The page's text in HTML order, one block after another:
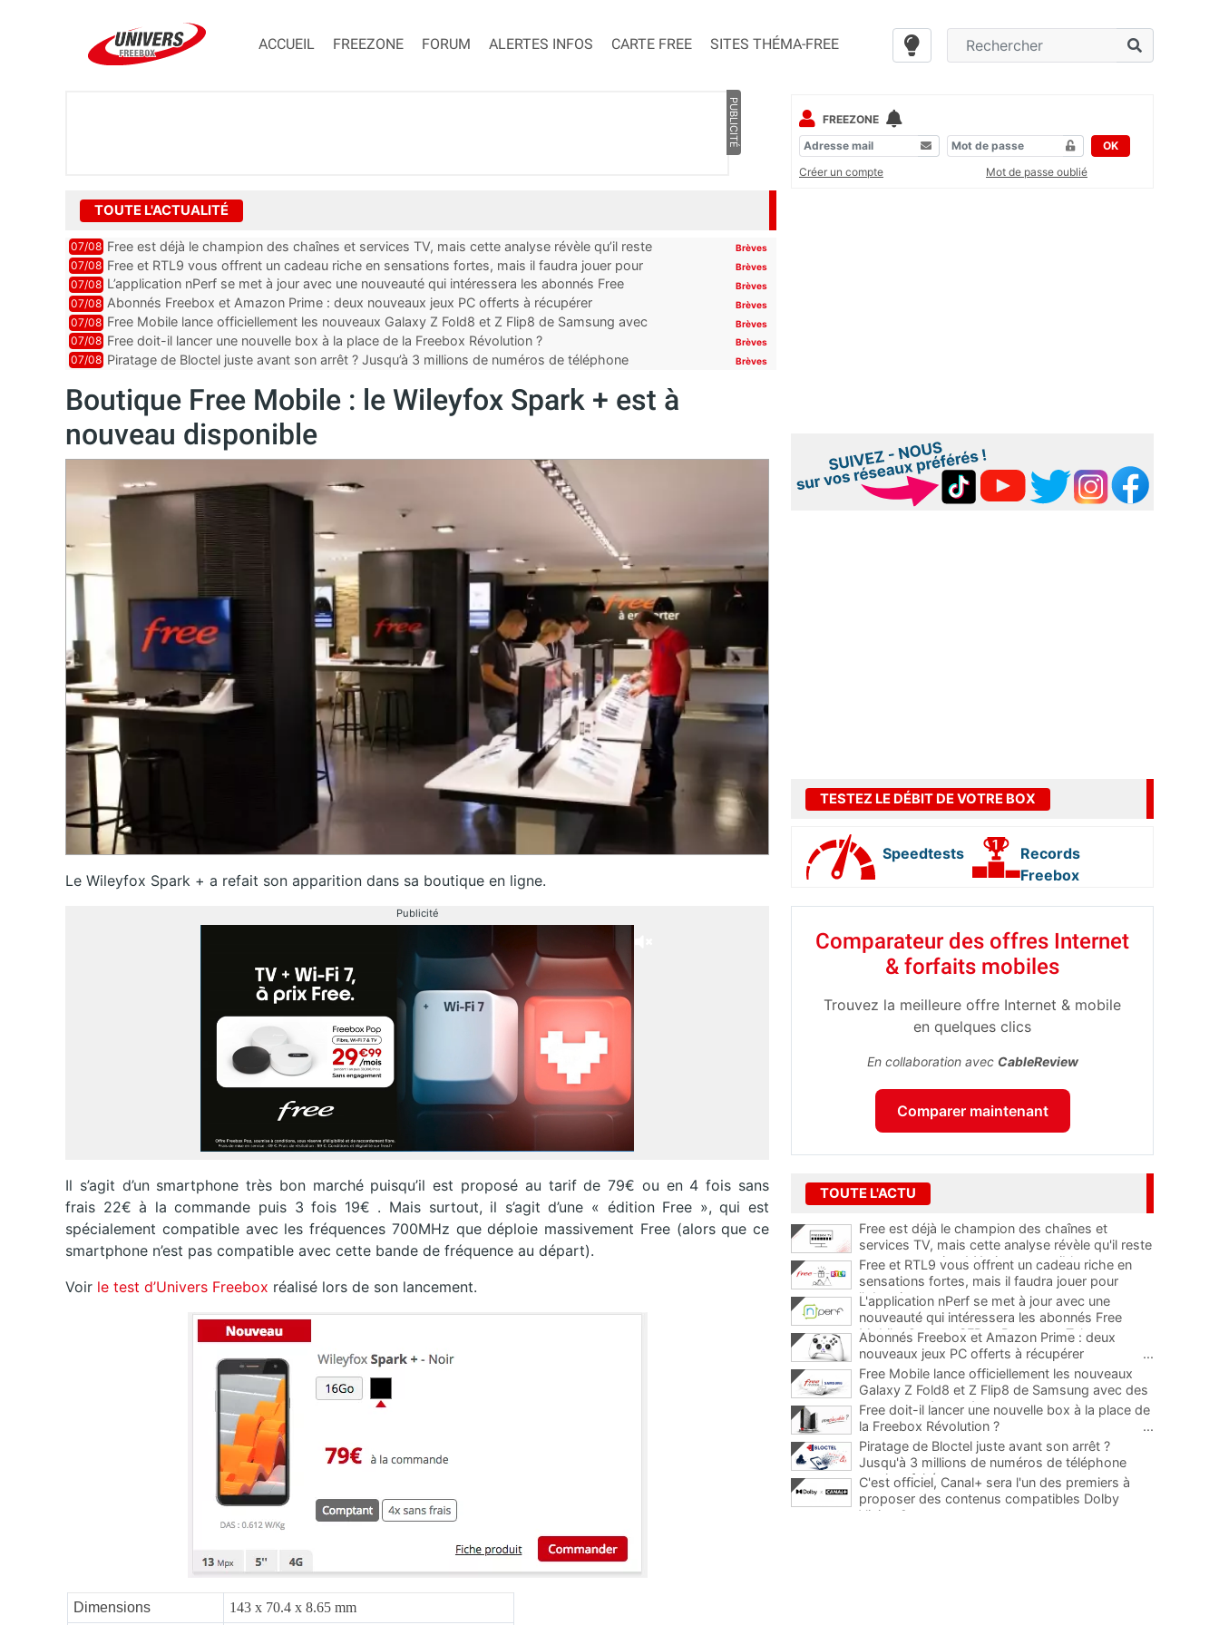
ACCUEIL FREEZONE FORUM ALERTES INFOS CARTE FREE SITES THÉMA-FREE
PUBLICITÉ
TOUTE L'ACTUALITÉ
07/08 Free est déjà le champion des chaînes et services TV, mais cette analyse révèle qu’il reste
encore au moin...
Brèves
07/08 Free et RTL9 vous offrent un cadeau riche en sensations fortes, mais il faudra jouer pour
l’obtenir
Brèves
07/08 L’application nPerf se met à jour avec une nouveauté qui intéressera les abonnés Free
Mobile, Orange, SFR ...
Brèves
07/08 Abonnés Freebox et Amazon Prime : deux nouveaux jeux PC offerts à récupérer Brèves
07/08 Free Mobile lance officiellement les nouveaux Galaxy Z Fold8 et Z Flip8 de Samsung avec
des promos et des cadeaux
Brèves
07/08 Free doit-il lancer une nouvelle box à la place de la Freebox Révolution ? Brèves
07/08 Piratage de Bloctel juste avant son arrêt ? Jusqu’à 3 millions de numéros de téléphone
Brèves
Boutique Free Mobile : le Wileyfox Spark + est à
nouveau disponible
Le Wileyfox Spark + a refait son apparition dans sa boutique en ligne.
Publicité
Il s’agit d’un smartphone très bon marché puisqu’il est proposé au tarif de 79€ ou en 4 fois sans
frais 22€ à la commande puis 3 fois 19€ . Mais surtout, il s’agit d’une « édition Free », qui est
spécialement compatible avec les fréquences 700MHz que déploie massivement Free (alors que ce
smartphone n’est pas compatible avec cette bande de fréquence au départ).
Voir le test d’Univers Freebox réalisé lors de son lancement.
Dimensions
143 x 70.4 x 8.65 mm
FREEZONE
OK
Créer un compte
Mot de passe oublié
TESTEZ LE DÉBIT DE VOTRE BOX
Speedtests
Records
Freebox
Comparateur des offres Internet
& forfaits mobiles
Trouvez la meilleure offre Internet & mobile
en quelques clics
En collaboration avec CableReview
Comparer maintenant
TOUTE L'ACTU
Free est déjà le champion des chaînes et
services TV, mais cette analyse révèle qu'il reste
encore au moins 141 ajouts possibles
Free et RTL9 vous offrent un cadeau riche en
sensations fortes, mais il faudra jouer pour
l'obtenir
L'application nPerf se met à jour avec une
nouveauté qui intéressera les abonnés Free
Mobile, Orange, SFR et Bouygues Telecom
Abonnés Freebox et Amazon Prime : deux
nouveaux jeux PC offerts à récupérer
...
Free Mobile lance officiellement les nouveaux
Galaxy Z Fold8 et Z Flip8 de Samsung avec des
promos et des cadeaux
...
Free doit-il lancer une nouvelle box à la place de
la Freebox Révolution ?
...
Piratage de Bloctel juste avant son arrêt ?
Jusqu'à 3 millions de numéros de téléphone
auraient fuité
C'est officiel, Canal+ sera l'un des premiers à
proposer des contenus compatibles Dolby
Vision 2